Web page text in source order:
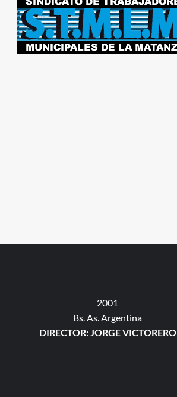
2001
Bs. As. Argentina
DIRECTOR: JORGE VICTORERO